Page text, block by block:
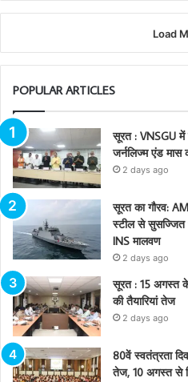
Load
POPULAR ARTICLES
सूरत : VNSGU में
जर्नलिज्म एंड मास
2 days ago
सूरत का गौरव:
स्टील से सुसज्जित
INS मालवण
2 days ago
सूरत : 15 अगस्त के
की तैयारियां तेज
2 days ago
80वें स्वतंत्रता
तेज, 10 अगस्त से